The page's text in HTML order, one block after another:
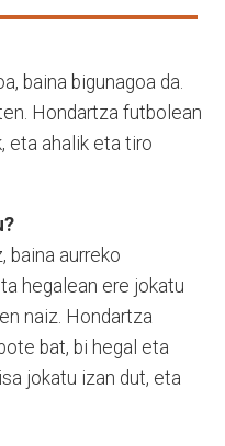
baina bigunagoa da.
Hondartza futbolean
eta ahalik eta tiro
baina aurreko
hegalean ere jokatu
naiz. Hondartza
bat, bi hegal eta
jokatu izan dut, eta